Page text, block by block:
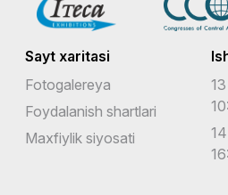
Sayt xaritasi
Fotogalereya
Foydalanish shartlari
Maxfiylik siyosati